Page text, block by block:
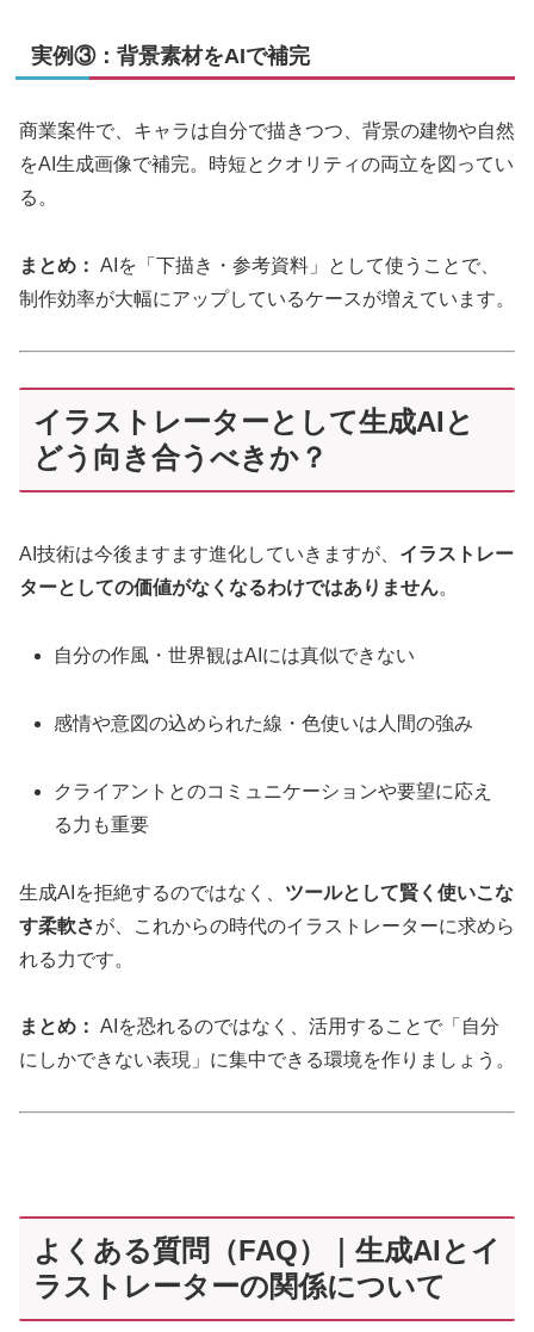
実例③：背景素材をAIで補完
商業案件で、キャラは自分で描きつつ、背景の建物や自然
をAI生成画像で補完。時短とクオリティの両立を図ってい
る。
まとめ： AIを「下描き・参考資料」として使うことで、
制作効率が大幅にアップしているケースが増えています。
イラストレーターとして生成AIと
どう向き合うべきか？
AI技術は今後ますます進化していきますが、 イラストレー
ターとしての価値がなくなるわけではありません。
自分の作風・世界観はAIには真似できない
感情や意図の込められた線・色使いは人間の強み
クライアントとのコミュニケーションや要望に応え
る力も重要
生成AIを拒絶するのではなく、 ツールとして賢く使いこな
す柔軟さが、これからの時代のイラストレーターに求めら
れる力です。
まとめ： AIを恐れるのではなく、活用することで「自分
にしかできない表現」に集中できる環境を作りましょう。
よくある質問（FAQ）｜生成AIとイ
ラストレーターの関係について